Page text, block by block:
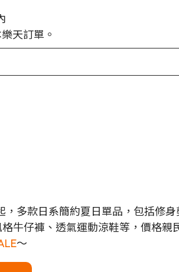
天訂單。
多款日系簡約夏日單品，包括修身
牛仔褲、透氣運動涼鞋等，價格親
～